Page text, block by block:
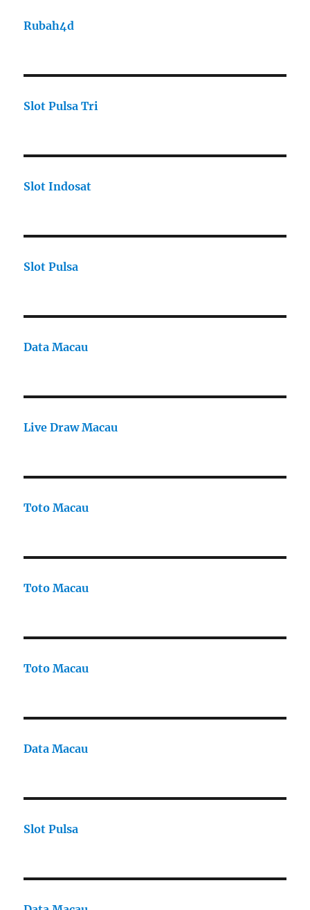
Rubah4d
Slot Pulsa Tri
Slot Indosat
Slot Pulsa
Data Macau
Live Draw Macau
Toto Macau
Toto Macau
Toto Macau
Data Macau
Slot Pulsa